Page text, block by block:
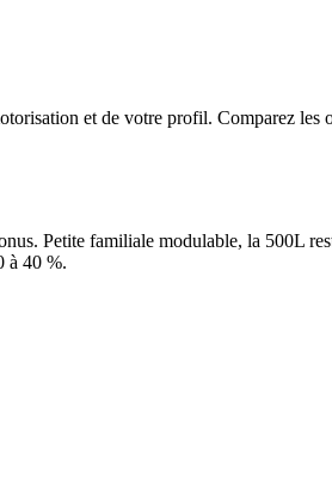
et de votre profil. Comparez les
Petite familiale modulable, la 500L
à 40 %.